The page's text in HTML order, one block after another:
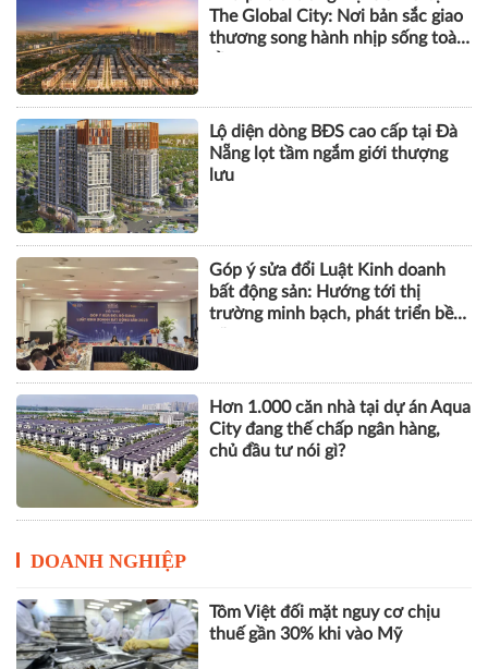
The Global City: Nơi bản sắc giao
thương song hành nhịp sống toàn
Lộ diện dòng BĐS cao cấp tại Đà
Nẵng lọt tầm ngắm giới thượng
lưu
Góp ý sửa đổi Luật Kinh doanh
bất động sản: Hướng tới thị
trường minh bạch, phát triển bền
Hơn 1.000 căn nhà tại dự án Aqua
City đang thế chấp ngân hàng,
chủ đầu tư nói gì?
DOANH NGHIỆP
Tôm Việt đối mặt nguy cơ chịu
thuế gần 30% khi vào Mỹ